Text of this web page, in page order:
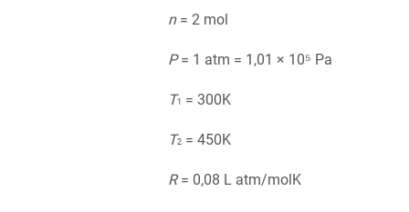
n= 2 mol
P= 1 atm = 1,01 × 10⁵ Pa
T1 = 300K
T2 = 450K
R= 0,08 L atm/molK